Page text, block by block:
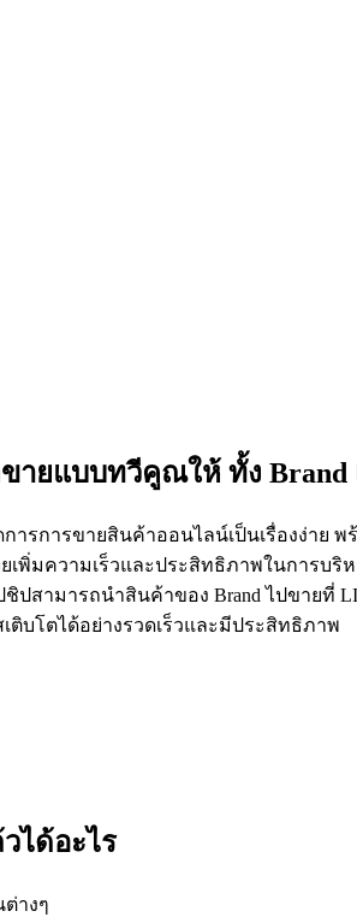
ายแบบทวีคูณให้ ทั้ง
รการขายสินค้าออนไลน์เป็นเรื่องง่าย
เพิ่มความเร็วและประสิทธิภาพในการบริ
ปสามารถนำสินค้าของ Brand ไปขายที่
บโตได้อย่างรวดเร็วและมีประสิทธิภาพ
ได้อะไร
างๆ